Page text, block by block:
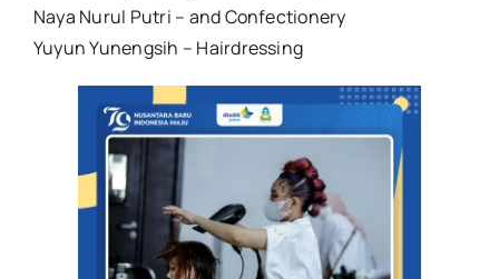
Naya Nurul Putri – and Confectionery
Yuyun Yunengsih – Hairdressing